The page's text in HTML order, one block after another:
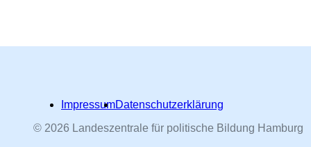
ImpressumDatenschutzerklärung
© 2026 Landeszentrale für politische Bildung Hamburg